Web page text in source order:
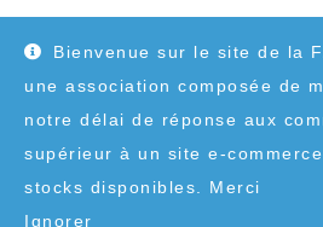
Bienvenue sur le site de la
une association composée de
notre délai de réponse aux
supérieur à un site e-
stocks disponibles. Merci
Ignorer